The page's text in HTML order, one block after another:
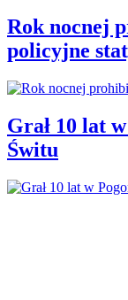
Rok nocnej
policyjne
Grał 10 lat
Świtu